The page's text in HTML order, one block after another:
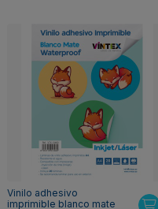
Vinilo adhesivo
imprimible blanco mate